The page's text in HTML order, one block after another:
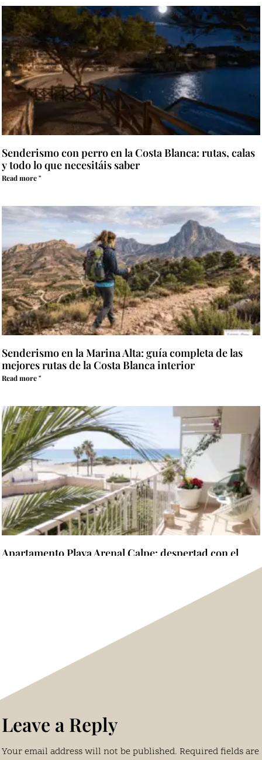
Senderismo con perro en la Costa Blanca: rutas, calas
y todo lo que necesitáis saber
Read more "
Senderismo en la Marina Alta: guía completa de las
mejores rutas de la Costa Blanca interior
Read more "
Apartamento Playa Arenal Calpe: despertad con el
Leave a Reply
Your email address will not be published. Required fields are